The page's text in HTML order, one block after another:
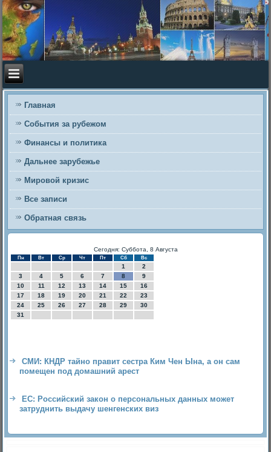
Главная
События за рубежом
Финансы и политика
Дальнее зарубежье
Мировой кризис
Все записи
Обратная связь
Сегодня: Суббота, 8 Августа
Пн Вт Ср Чт Пт Сб Вс
1
2
3
4 5 6 7 8
9
10
11 12 13 14 15
16
17
18 19 20 21 22
23
24
25 26 27 28 29
30
31
СМИ: КНДР тайно правит сестра Ким Чен Ына, а он сам
помещен под домашний арест
ЕС: Российский закон о персональных данных может
затруднить выдачу шенгенских виз